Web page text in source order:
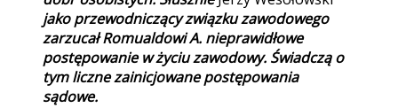
jako przewodniczący związku zawodowego
zarzucał Romualdowi A. nieprawidłowe
postępowanie w życiu zawodowy. Świadczą o
tym liczne zainicjowane postępowania
sądowe.